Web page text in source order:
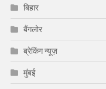
बिहार
बैंगलोर
ब्रेकिंग न्यूज़
मुंबई